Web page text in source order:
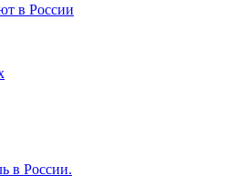
в России